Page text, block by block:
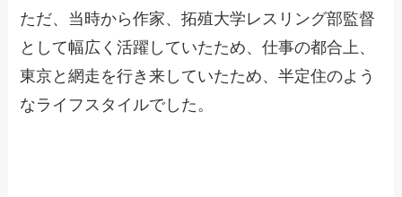
ただ、当時から作家、拓殖大学レスリング部監督
として幅広く活躍していたため、仕事の都合上、
東京と網走を行き来していたため、半定住のよう
なライフスタイルでした。